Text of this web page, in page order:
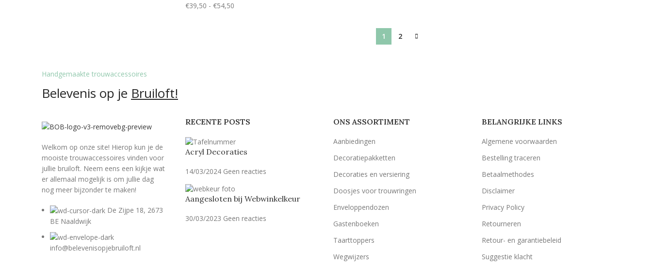
€39,50 - €54,50
1 2
Handgemaakte trouwaccessoires
Belevenis op je Bruiloft!
Welkom op onze site! Hierop kun je de
mooiste trouwaccessoires vinden voor
jullie bruiloft. Neem eens een kijkje wat
er allemaal mogelijk is om jullie dag
nog meer bijzonder te maken!
De Zijpe 18, 2673
BE Naaldwijk
info@belevenisopjebruiloft.nl
RECENTE POSTS
Acryl Decoraties
14/03/2024 Geen reacties
Aangesloten bij Webwinkelkeur
30/03/2023 Geen reacties
ONS ASSORTIMENT
Aanbiedingen
Decoratiepakketten
Decoraties en versiering
Doosjes voor trouwringen
Enveloppendozen
Gastenboeken
Taarttoppers
Wegwijzers
BELANGRIJKE LINKS
Algemene voorwaarden
Bestelling traceren
Betaalmethodes
Disclaimer
Privacy Policy
Retourneren
Retour- en garantiebeleid
Suggestie klacht